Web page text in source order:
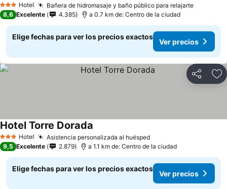
3 Estrellas
Hotel Bañera de hidromasaje y baño público para relajarte
8,6 Excelente 4.385 a 0.7 km de: Centro de la ciudad
Elige fechas para ver los precios exactos
Ver precios
Compartir
3 Estrellas
Hotel Asistencia personalizada al huésped
Hotel Torre Dorada
9,5 Excelente 2.879 a 1.1 km de: Centro de la ciudad
Elige fechas para ver los precios exactos
Ver precios